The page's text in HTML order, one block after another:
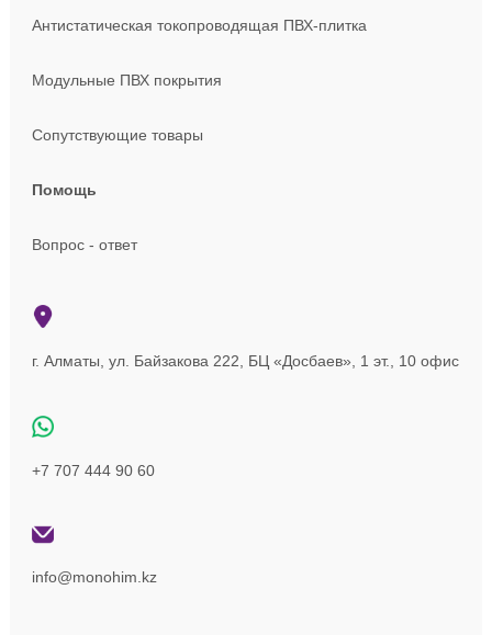
Антистатическая токопроводящая ПВХ-плитка
Модульные ПВХ покрытия
Сопутствующие товары
Помощь
Вопрос - ответ
г. Алматы, ул. Байзакова 222, БЦ «Досбаев», 1 эт., 10 офис
+7 707 444 90 60
info@monohim.kz